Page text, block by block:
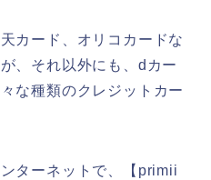
カード、オリコカードな
、それ以外にも、dカー
な種類のクレジットカー
ターネットで、【primii